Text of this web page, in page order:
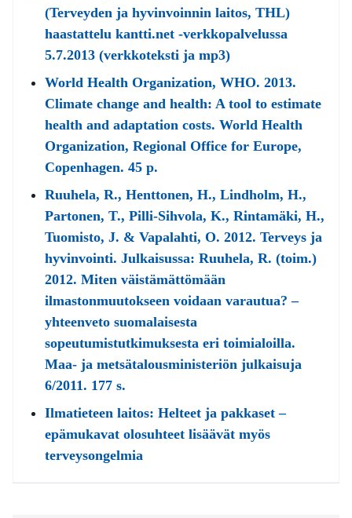
(Terveyden ja hyvinvoinnin laitos, THL)
haastattelu kantti.net -verkkopalvelussa
5.7.2013 (verkkoteksti ja mp3)
World Health Organization, WHO. 2013.
Climate change and health: A tool to estimate
health and adaptation costs. World Health
Organization, Regional Office for Europe,
Copenhagen. 45 p.
Ruuhela, R., Henttonen, H., Lindholm, H.,
Partonen, T., Pilli-Sihvola, K., Rintamäki, H.,
Tuomisto, J. & Vapalahti, O. 2012. Terveys ja
hyvinvointi. Julkaisussa: Ruuhela, R. (toim.)
2012. Miten väistämättömään
ilmastonmuutokseen voidaan varautua? –
yhteenveto suomalaisesta
sopeutumistutkimuksesta eri toimialoilla.
Maa- ja metsätalousministeriön julkaisuja
6/2011. 177 s.
Ilmatieteen laitos: Helteet ja pakkaset –
epämukavat olosuhteet lisäävät myös
terveysongelmia